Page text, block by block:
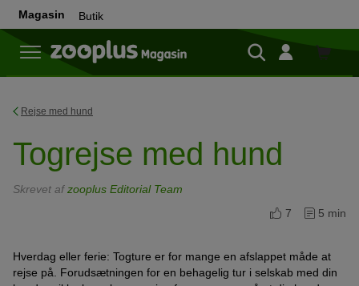
Magasin Butik
Butik
Rejse med hund
Togrejse med hund
Skrevet afzooplus Editorial Team
7
5 min
Hverdag eller ferie: Togture er for mange en afslappet måde at
rejse på. Forudsætningen for en behagelig tur i selskab med din